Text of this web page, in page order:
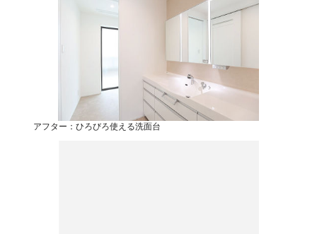
アフター：ひろびろ使える洗面台